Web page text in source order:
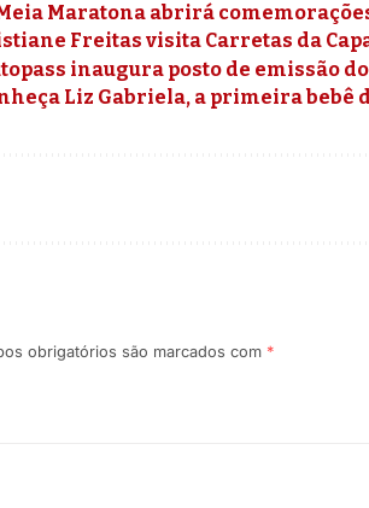
Maratona abrirá
Freitas visita Carretas da
inaugura posto de emissão
Liz Gabriela, a primeira bebê
obrigatórios são marcados com *